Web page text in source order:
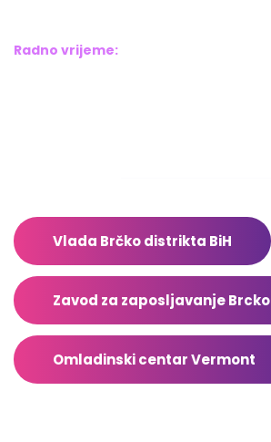
Radno vrijeme:
Vlada Brčko distrikta BiH
Zavod za zaposljavanje Brcko
Omladinski centar Vermont